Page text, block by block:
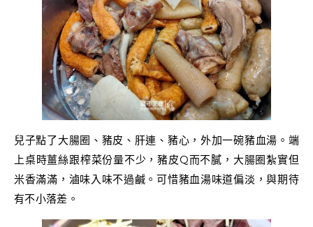
兒子點了大腸圈、豬皮、肝連、豬心，外加一碗豬血湯。端
上桌時薑絲跟榨菜份量不少，豬皮Q而不膩，大腸圈紮實但
米香滿滿，滷味入味不過鹹。可惜豬血湯味道偏淡，與期待
有不小落差。